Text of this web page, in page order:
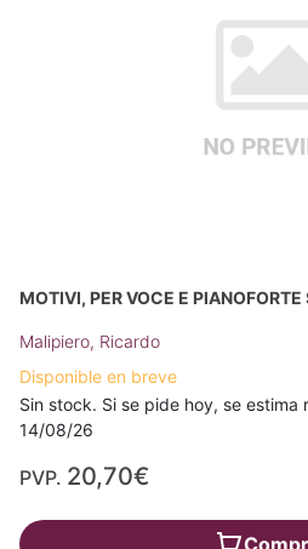
MOTIVI, PER VOCE E
Malipiero, Ricardo
Disponible en breve
Sin stock. Si se pide hoy, se estima
14/08/26
PVP. 20,70€